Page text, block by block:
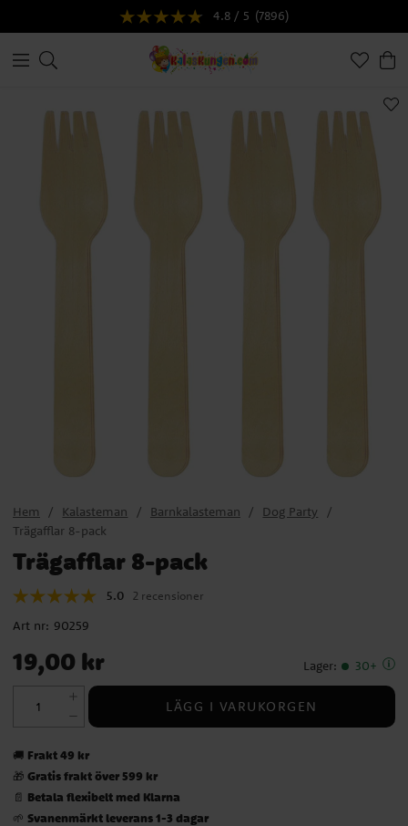
4.8 / 5 (7896)
Hem Kalasteman Barnkalasteman
Dog Party
Trägafflar 8-pack
Trägafflar 8-pack
5.0 2 recensioner
Art nr: 90259
Pris: 19,00 kr
19,00 kr Lager: 30+
LÄGG I VARUKORGEN
🚚 Frakt 49 kr
🎁 Gratis frakt över 599 kr
📄 Betala flexibelt med Klarna
🌱 Svanenmärkt leverans 1-3 dagar